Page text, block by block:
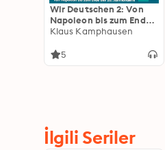
Wir Deutschen 2: Von
Napoleon bis zum Ende
des 20. Jahrhunderts
Klaus Kamphausen
5
İlgili Seriler